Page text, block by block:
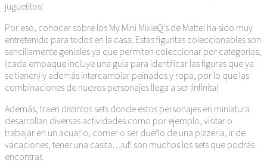
juguetitos!
Por eso, conocer sobre los My Mini MixieQ’s de Mattel ha sido muy
entretenido para todos en la casa. Estas figuritas coleccionables son
sencillamente geniales ya que permiten coleccionar por categorías,
(cada empaque incluye una guía para identificar las figuras que ya
se tienen) y además intercambiar peinados y ropa, por lo que las
combinaciones de nuevos personajes llega a ser ¡infinita!
Además, traen distintos sets donde estos personajes en miniatura
desarrollan diversas actividades como por ejemplo, visitar o
trabajar en un acuario, comer o ser dueño de una pizzería, ir de
vacaciones, tener una casita…¡uf! son muchos los sets que podrás
encontrar.